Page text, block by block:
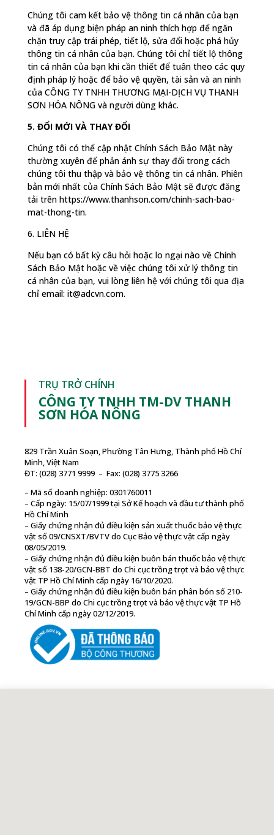
Chúng tôi cam kết bảo vệ thông tin cá nhân của bạn
và đã áp dụng biện pháp an ninh thích hợp để ngăn
chặn truy cập trái phép, tiết lộ, sửa đổi hoặc phá hủy
thông tin cá nhân của bạn. Chúng tôi chỉ tiết lộ thông
tin cá nhân của bạn khi cần thiết để tuân theo các quy
định pháp lý hoặc để bảo vệ quyền, tài sản và an ninh
của CÔNG TY TNHH THƯƠNG MẠI-DỊCH VỤ THANH
SƠN HÓA NÔNG và người dùng khác.
5. ĐỔI MỚI VÀ THAY ĐỔI
Chúng tôi có thể cập nhật Chính Sách Bảo Mật này
thường xuyên để phản ánh sự thay đổi trong cách
chúng tôi thu thập và bảo vệ thông tin cá nhân. Phiên
bản mới nhất của Chính Sách Bảo Mật sẽ được đăng
tải trên https://www.thanhson.com/chinh-sach-bao-
mat-thong-tin.
6. LIÊN HỆ
Nếu bạn có bất kỳ câu hỏi hoặc lo ngại nào về Chính
Sách Bảo Mật hoặc về việc chúng tôi xử lý thông tin
cá nhân của bạn, vui lòng liên hệ với chúng tôi qua địa
chỉ email: it@adcvn.com.
TRỤ TRỞ CHÍNH
CÔNG TY TNHH TM-DV THANH
SƠN HÓA NÔNG
829 Trần Xuân Soạn, Phường Tân Hưng, Thành phố Hồ Chí
Minh, Việt Nam
ĐT: (028) 3771 9999 – Fax: (028) 3775 3266
– Mã số doanh nghiệp: 0301760011
– Cấp ngày: 15/07/1999 tại Sở Kế hoạch và đầu tư thành phố
Hồ Chí Minh
– Giấy chứng nhận đủ điều kiện sản xuất thuốc bảo vệ thực
vật số 09/CNSXT/BVTV do Cục Bảo vệ thực vật cấp ngày
08/05/2019.
– Giấy chứng nhận đủ điều kiện buôn bán thuốc bảo vệ thực
vật số 138-20/GCN-BBT do Chi cục trồng trọt và bảo vệ thực
vật TP Hồ Chí Minh cấp ngày 16/10/2020.
– Giấy chứng nhận đủ điều kiện buôn bán phân bón số 210-
19/GCN-BBP do Chi cục trồng trọt và bảo vệ thực vật TP Hồ
Chí Minh cấp ngày 02/12/2019.